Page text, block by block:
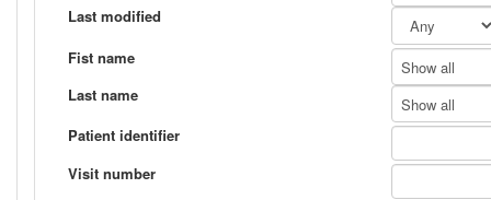
Last modified
Fist name
Show all
Last name
Show all
Patient identifier
Visit number